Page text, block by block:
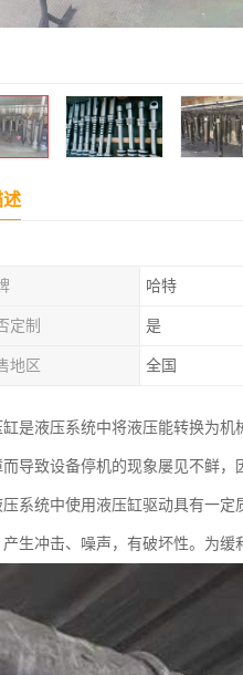
述
哈特
定制 是
地区 全国
缸是液压系统中将液压能转换为
导致设备停机的现象屡见不鲜，
压系统中使用液压缸驱动具有一
产生冲击、噪声，有破坏性。为缓